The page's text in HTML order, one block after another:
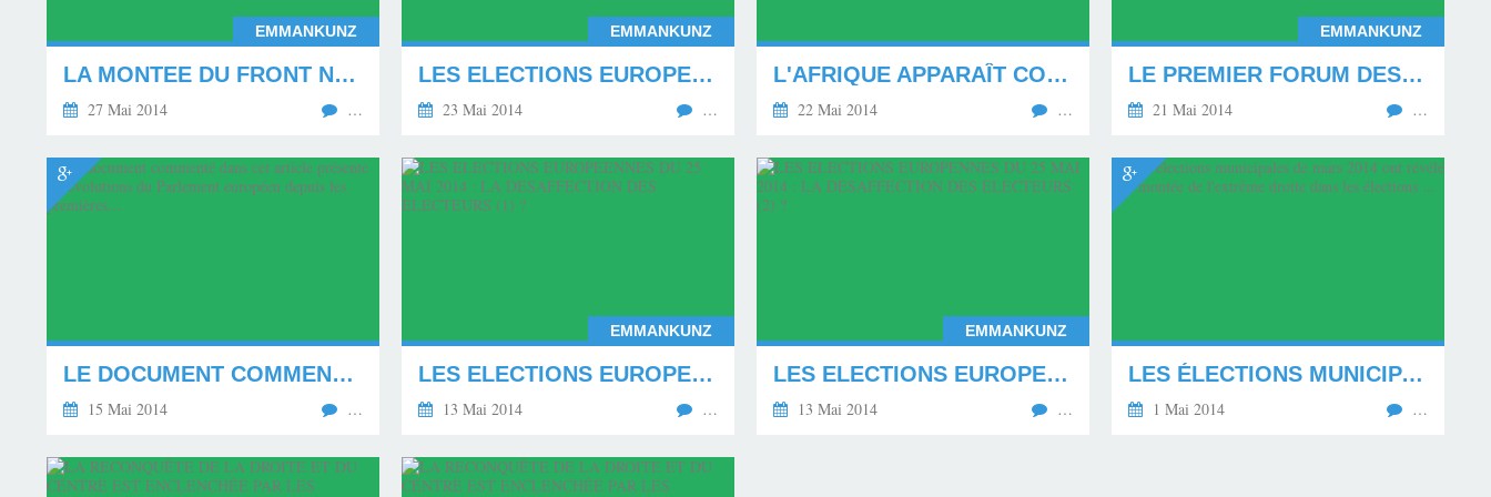
EMMANKUNZ
LA MONTEE DU FRONT NATIONAL SE CONFIRME EN FRANCE : IL DEVIENT LE PREMIER PARTI AUX ELECTIONS EUROPEENNES DU 25 MAI 2014
27 Mai 2014 …
EMMANKUNZ
LES ELECTIONS EUROPEENNES DU 25 MAI 2014 : LA DESAFFECTION DES ELECTEURS (3) ?
23 Mai 2014 …
L'AFRIQUE APPARAÎT COMME UN CONCENTRÉ DE DIFFICULTÉS ÉCONOMIQUES ET SOCIALES ET DE CRISES POLITICO-MILITAIRES...
22 Mai 2014 …
EMMANKUNZ
LE PREMIER FORUM DES DIASPORAS AFRICAINES EN FRANCE : TABLE RONDE SUR L'ECONOMIE
21 Mai 2014 …
LE DOCUMENT COMMENTÉ DANS CET ARTICLE PRÉSENTE LES ÉVOLUTIONS DU PARLEMENT EUROPÉEN DEPUIS LES PREMIÈRES...
15 Mai 2014 …
EMMANKUNZ
LES ELECTIONS EUROPEENNES DU 25 MAI 2014 : LA DESAFFECTION DES ELECTEURS (1) ?
13 Mai 2014 …
EMMANKUNZ
LES ELECTIONS EUROPENNES DU 25 MAI 2014 : LA DESAFFECTION DES ELECTEURS (2) ?
13 Mai 2014 …
LES ÉLECTIONS MUNICIPALES DE MARS 2014 ONT RÉVÉLÉ UNE MONTÉE DE L'EXTRÊME DROITE DANS LES ÉLECTIONS ...
1 Mai 2014 …